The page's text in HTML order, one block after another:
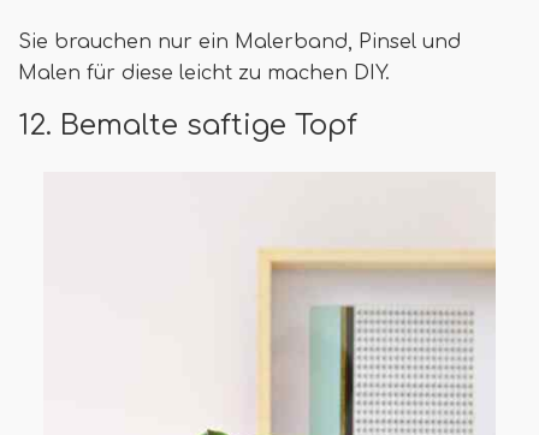
Sie brauchen nur ein Malerband, Pinsel und
Malen für diese leicht zu machen DIY.
12. Bemalte saftige Topf